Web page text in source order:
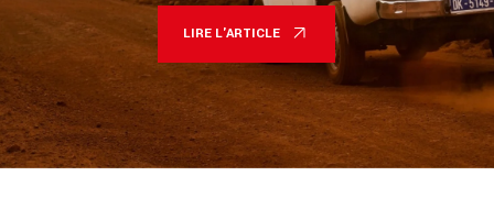
LIRE L'ARTICLE